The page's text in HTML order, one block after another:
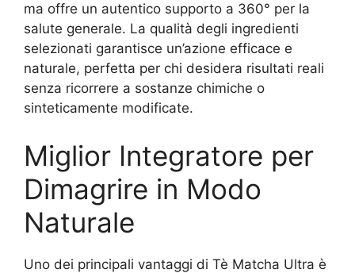
ma offre un autentico supporto a 360° per la
salute generale. La qualità degli ingredienti
selezionati garantisce un’azione efficace e
naturale, perfetta per chi desidera risultati reali
senza ricorrere a sostanze chimiche o
sinteticamente modificate.
Miglior Integratore per
Dimagrire in Modo
Naturale
Uno dei principali vantaggi di Tè Matcha Ultra è